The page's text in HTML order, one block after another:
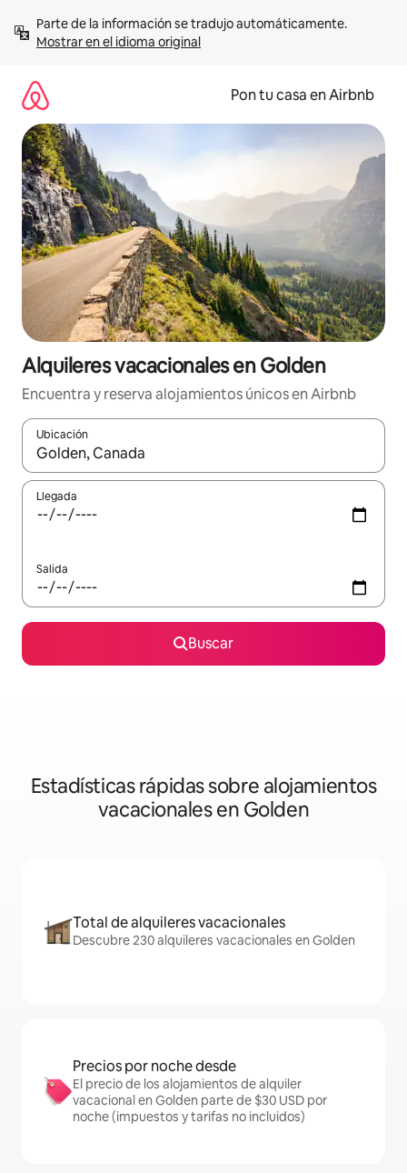
contenidoMostrar en el idioma original
Pon tu casa en Airbnb
Alquileres vacacionales en Golden
Encuentra y reserva alojamientos únicos en Airbnb
Ubicación
Cuando los resultados estén disponibles, navega con las
Llegada
Salida
Buscar
Estadísticas rápidas sobre alojamientos
vacacionales en Golden
Total de alquileres vacacionales
Descubre 230 alquileres vacacionales en Golden
Precios por noche desde
El precio de los alojamientos de alquiler
vacacional en Golden parte de $30 USD por
noche (impuestos y tarifas no incluidos)